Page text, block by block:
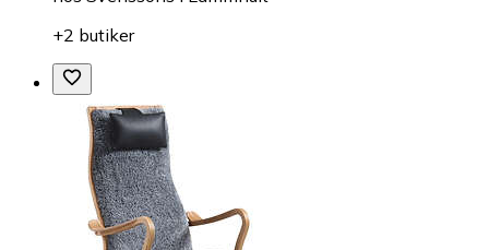
+2 butiker